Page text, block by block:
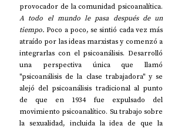
A todo el mundo le pasa después de un
tiempo. Poco a poco, se sintió cada vez más
atraído por las ideas marxistas y comenzó a
integrarlas con el psicoanálisis. Desarrolló
una perspectiva única que llamó
"psicoanálisis de la clase trabajadora" y se
alejó del psicoanálisis tradicional al punto
de que en 1934 fue expulsado del
movimiento psicoanalítico. Su trabajo sobre
la sexualidad, incluida la idea de que la